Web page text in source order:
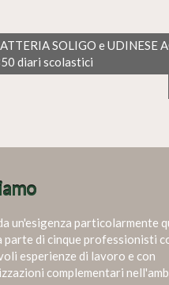
SOLIGO e UDINESE
diari scolastici
un'esigenza particolarmente
parte di cinque professionisti
esperienze di lavoro e con
complementari